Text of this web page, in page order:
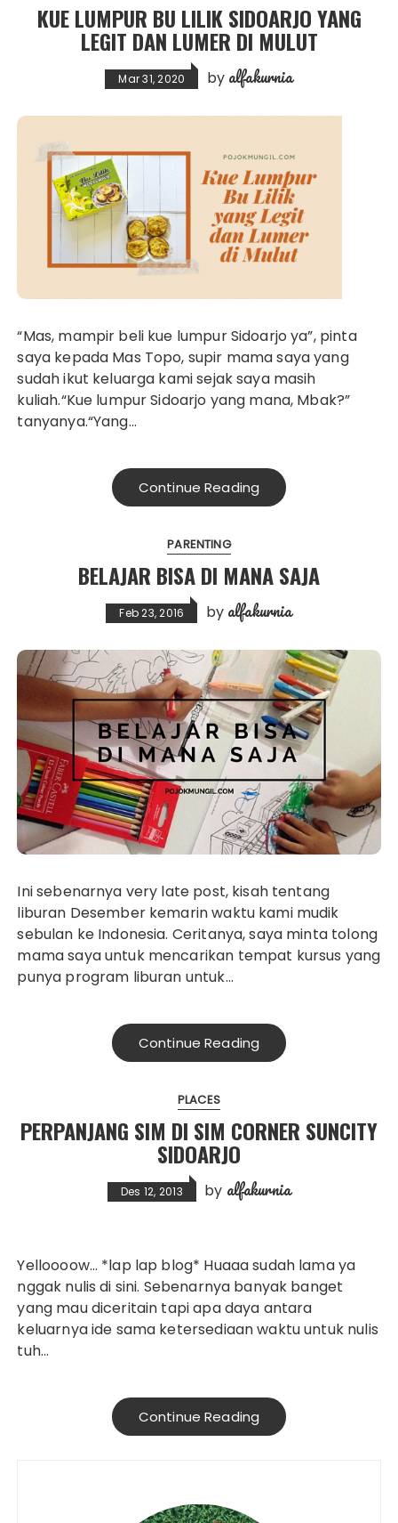
KUE LUMPUR BU LILIK SIDOARJO YANG
LEGIT DAN LUMER DI MULUT
Mar 31, 2020 by alfakurnia
“Mas, mampir beli kue lumpur Sidoarjo ya”, pinta
saya kepada Mas Topo, supir mama saya yang
sudah ikut keluarga kami sejak saya masih
kuliah.“Kue lumpur Sidoarjo yang mana, Mbak?”
tanyanya.“Yang…
Continue Reading
PARENTING
BELAJAR BISA DI MANA SAJA
Feb 23, 2016 by alfakurnia
Ini sebenarnya very late post, kisah tentang
liburan Desember kemarin waktu kami mudik
sebulan ke Indonesia. Ceritanya, saya minta tolong
mama saya untuk mencarikan tempat kursus yang
punya program liburan untuk…
Continue Reading
PLACES
PERPANJANG SIM DI SIM CORNER SUNCITY
SIDOARJO
Des 12, 2013 by alfakurnia
Yelloooow… *lap lap blog* Huaaa sudah lama ya
nggak nulis di sini. Sebenarnya banyak banget
yang mau diceritain tapi apa daya antara
keluarnya ide sama ketersediaan waktu untuk nulis
tuh…
Continue Reading